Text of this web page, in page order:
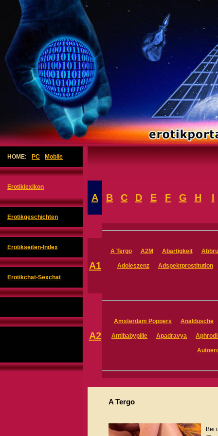
HOME: PC Mobile
Erotiklexikon
Erotikgeschichten
Erotikseiten-Index
Erotikchat-Sexchat
A B C D E F G H I
A1
A Tergo A2M Abartigkeit
Adoleszenz Adspektprostitution
A2
Amsterdam Poppers Analdusche
Antibabypille Apadravya
A Tergo
Bei